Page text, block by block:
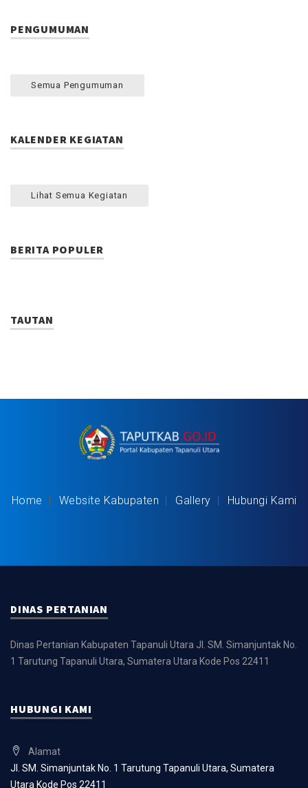
PENGUMUMAN
Semua Pengumuman
KALENDER KEGIATAN
Lihat Semua Kegiatan
BERITA POPULER
TAUTAN
Home Website Kabupaten Gallery Hubungi Kami
DINAS PERTANIAN
Dinas Pertanian Kabupaten Tapanuli Utara Jl. SM. Simanjuntak No.
1 Tarutung Tapanuli Utara, Sumatera Utara Kode Pos 22411
HUBUNGI KAMI
Alamat
Jl. SM. Simanjuntak No. 1 Tarutung Tapanuli Utara, Sumatera
Utara Kode Pos 22411